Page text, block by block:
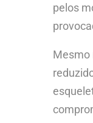
pelos
Mesmo